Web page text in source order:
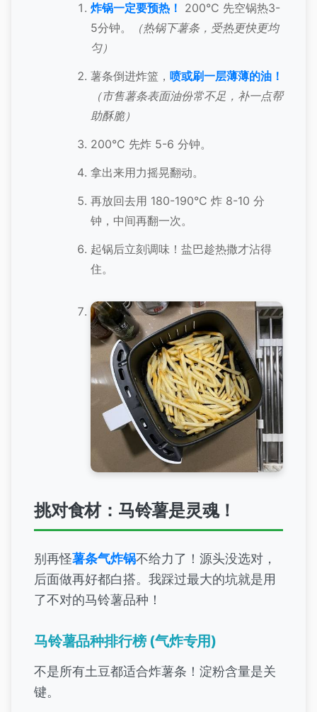
炸锅一定要预热！ 200°C 先空锅热3-
5分钟。
（热锅下薯条，受热更快更均
匀）
薯条倒进炸篮， 喷或刷一层薄薄的油！
（市售薯条表面油份常不足，补一点帮
助酥脆）
200°C 先炸 5-6 分钟。
拿出来用力摇晃翻动。
再放回去用 180-190°C 炸 8-10 分
钟，中间再翻一次。
起锅后立刻调味！盐巴趁热撒才沾得
住。
挑对食材：马铃薯是灵魂！
别再怪薯条气炸锅不给力了！源头没选对，
后面做再好都白搭。我踩过最大的坑就是用
了不对的马铃薯品种！
马铃薯品种排行榜 (气炸专用)
不是所有土豆都适合炸薯条！淀粉含量是关
键。